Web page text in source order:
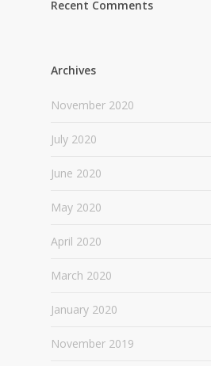
Recent Comments
Archives
November 2020
July 2020
June 2020
May 2020
April 2020
March 2020
January 2020
November 2019